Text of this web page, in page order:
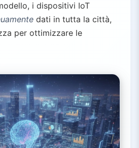
i dispositivi IoT
dati in tutta la città,
per ottimizzare le